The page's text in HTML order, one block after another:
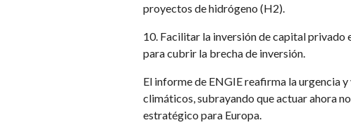
proyectos de hidrógeno (H2).
10. Facilitar la inversión de capital
para cubrir la brecha de inversión.
El informe de ENGIE reafirma la urgencia
climáticos, subrayando que actuar ahora
estratégico para Europa.